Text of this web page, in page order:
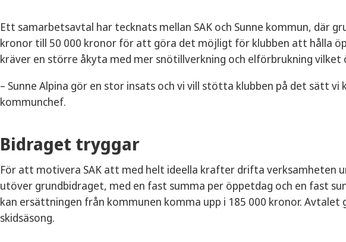
Ett samarbetsavtal har tecknats mellan SAK och Sunne kommun, där
kronor till 50 000 kronor för att göra det möjligt för klubben att hålla
kräver en större åkyta med mer snötillverkning och elförbrukning vilket
– Sunne Alpina gör en stor insats och vi vill stötta klubben på det sätt vi
kommunchef.
Bidraget tryggar
För att motivera SAK att med helt ideella krafter drifta verksamheten
utöver grundbidraget, med en fast summa per öppetdag och en fast
kan ersättningen från kommunen komma upp i 185 000 kronor. Avtalet
skidsäsong.